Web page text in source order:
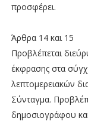
προσφέρει.
Άρθρα 14 και 15
Προβλέπεται
έκφρασης στα
λεπτομερειακών
Σύνταγμα.
δημοσιογράφου